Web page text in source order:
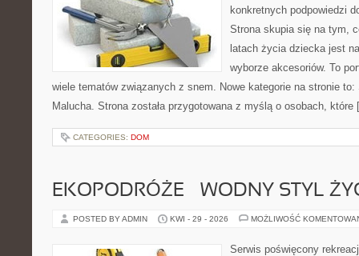
konkretnych podpowiedzi
Strona skupia się na tym,
latach życia dziecka jest
wyborze akcesoriów. To
wiele tematów związanych z snem. Nowe kategorie na stronie
Malucha. Strona została przygotowana z myślą o osobach,
CATEGORIES: DOM
EKOPODRÓŻE – WODNY STYL
POSTED BY ADMIN KWI - 29 - 2026 MOŻLIWOŚĆ
Serwis poświęcony